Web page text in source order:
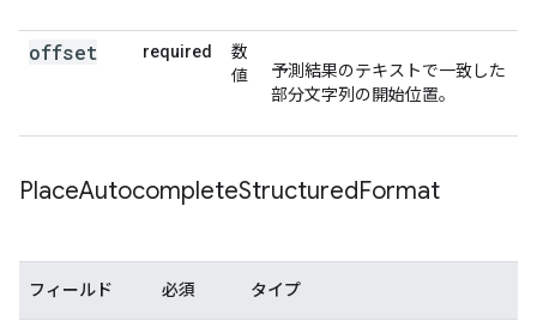
offset required
数
値
予測結果のテキストで一致した
部分文字列の開始位置。
PlaceAutocompleteStructuredFormat
フィールド 必須 タイプ